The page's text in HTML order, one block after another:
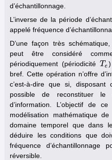
d’échantillonnage.
L’inverse de la période
appelé fréquence
D’une façon très
peut être considéré
périodiquement (périodicitéTe
Te
bref. Cette opération n’offre
c’est-à-dire que si,
possible de reconstituer le
d’information. L’objectif de
modélisation mathématique
domaine temporel que dans
déduire les conditions que
fréquence
réversible.